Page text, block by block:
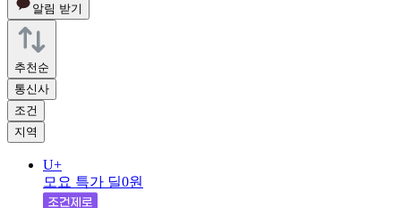
알림 받기
추천순
통신사
조건
지역
U+
모요 특가 딜0원